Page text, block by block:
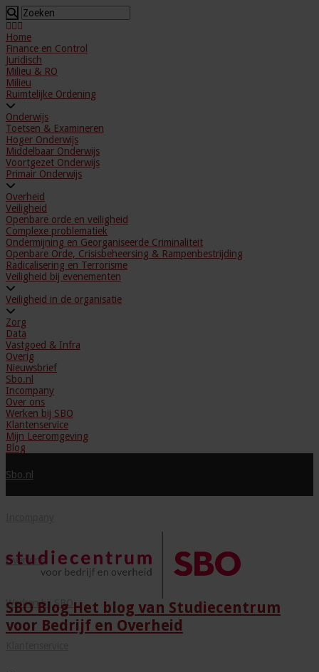
Home
Finance en Control
Juridisch
Milieu & RO
Milieu
Ruimtelijke Ordening
Onderwijs
Toetsen & Examineren
Hoger Onderwijs
Middelbaar Onderwijs
Voortgezet Onderwijs
Primair Onderwijs
Overheid
Veiligheid
Openbare orde en veiligheid
Complexe problematiek
Ondermijning en Georganiseerde Criminaliteit
Openbare Orde, Crisisbeheersing & Rampenbestrijding
Radicalisering en Terrorisme
Veiligheid bij evenementen
Veiligheid in de organisatie
Zorg
Data
Vastgoed & Infra
Overig
Nieuwsbrief
Sbo.nl
Incompany
Over ons
Werken bij SBO
Klantenservice
Mijn Leeromgeving
Blog
Sbo.nl
Over ons
Werken bij SBO
SBO Blog Het blog van Studiecentrum
voor Bedrijf en Overheid